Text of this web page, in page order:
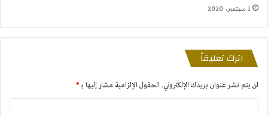
1 سبتمبر، 2020
اترك تعليقاً
لن يتم نشر عنوان بريدك الإلكتروني. الحقول الإلزامية مشار إليها بـ*